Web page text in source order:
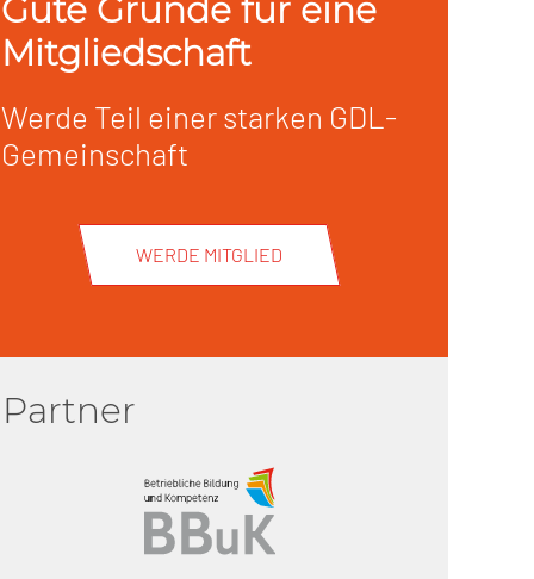
Gute Gründe für eine
Mitgliedschaft
Werde Teil einer starken GDL-
Gemeinschaft
WERDE MITGLIED
Partner